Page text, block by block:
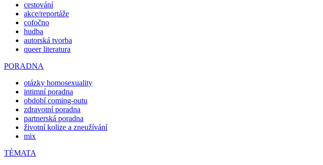
cestování
akce/reportáže
cofočno
hudba
autorská tvorba
queer literatura
PORADNA
otázky homosexuality
intimní poradna
období coming-outu
zdravotní poradna
partnerská poradna
životní kolize a zneužívání
mix
TÉMATA